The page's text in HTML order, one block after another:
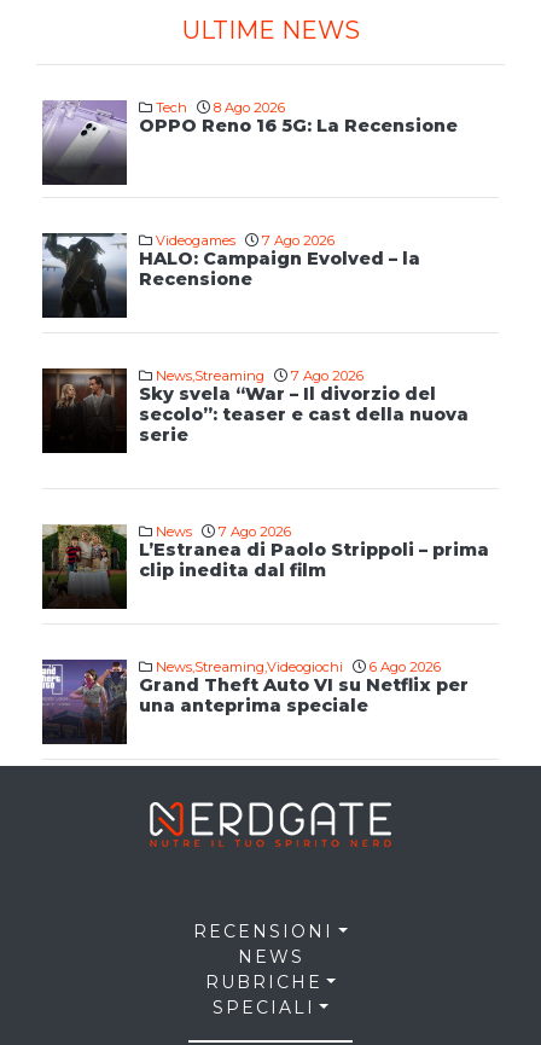
ULTIME NEWS
Tech 8 Ago 2026
OPPO Reno 16 5G: La Recensione
Videogames 7 Ago 2026
HALO: Campaign Evolved – la
Recensione
News,Streaming 7 Ago 2026
Sky svela “War – Il divorzio del
secolo”: teaser e cast della nuova
serie
News 7 Ago 2026
L’Estranea di Paolo Strippoli – prima
clip inedita dal film
News,Streaming,Videogiochi 6 Ago 2026
Grand Theft Auto VI su Netflix per
una anteprima speciale
RECENSIONI
NEWS
RUBRICHE
SPECIALI